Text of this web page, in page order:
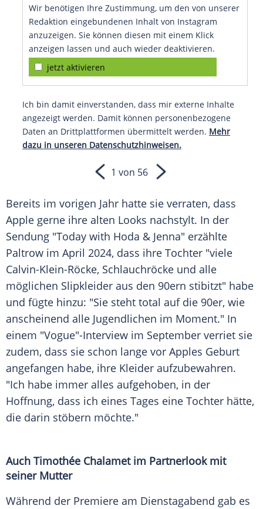
Wir benötigen Ihre Zustimmung, um den von unserer
Redaktion eingebundenen Inhalt von Instagram
anzuzeigen. Sie können diesen mit einem Klick
anzeigen lassen und auch wieder deaktivieren.
jetzt aktivieren
Ich bin damit einverstanden, dass mir externe Inhalte
angezeigt werden. Damit können personenbezogene
Daten an Drittplattformen übermittelt werden. Mehr
dazu in unseren Datenschutzhinweisen.
1 von 56
Bereits im vorigen Jahr hatte sie verraten, dass
Apple gerne ihre alten Looks nachstylt. In der
Sendung "Today with Hoda & Jenna" erzählte
Paltrow im April 2024, dass ihre Tochter "viele
Calvin-Klein-Röcke, Schlauchröcke und alle
möglichen Slipkleider aus den 90ern stibitzt" habe
und fügte hinzu: "Sie steht total auf die 90er, wie
anscheinend alle Jugendlichen im Moment." In
einem "Vogue"-Interview im September verriet sie
zudem, dass sie schon lange vor Apples Geburt
angefangen habe, ihre Kleider aufzubewahren.
"Ich habe immer alles aufgehoben, in der
Hoffnung, dass ich eines Tages eine Tochter hätte,
die darin stöbern möchte."
Auch Timothée Chalamet im Partnerlook mit
seiner Mutter
Während der Premiere am Dienstagabend gab es